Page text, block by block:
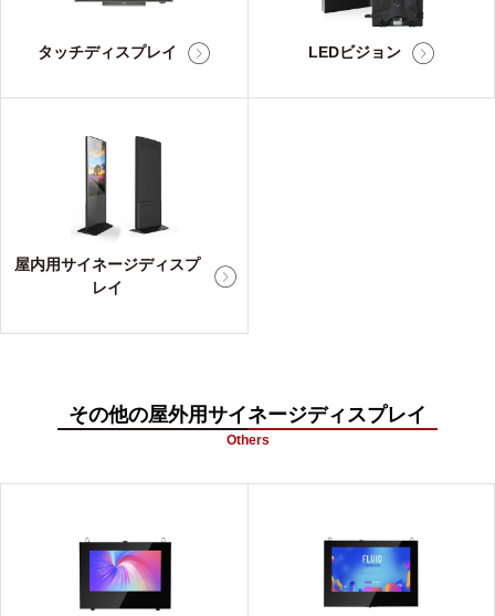
タッチディスプレイ LEDビジョン
屋内用サイネージディスプ
レイ
その他の屋外用サイネージディスプレイ
Others